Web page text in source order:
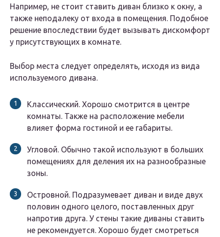
Например, не стоит ставить диван близко к окну, а
также неподалеку от входа в помещения. Подобное
решение впоследствии будет вызывать дискомфорт
у присутствующих в комнате.
Выбор места следует определять, исходя из вида
используемого дивана.
Классический. Хорошо смотрится в центре
комнаты. Также на расположение мебели
влияет форма гостиной и ее габариты.
Угловой. Обычно такой используют в больших
помещениях для деления их на разнообразные
зоны.
Островной. Подразумевает диван и виде двух
половин одного целого, поставленных друг
напротив друга. У стены такие диваны ставить
не рекомендуется. Хорошо будет смотреться